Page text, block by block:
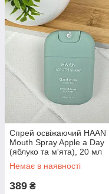
Спрей освіжаючий HAAN
Mouth Spray Apple a Day
(яблуко та м'ята), 20 мл
Бірюзовий
Немає в наявності
389 ₴